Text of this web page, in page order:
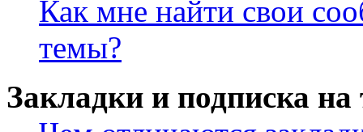
Как мне найти свои
темы?
Закладки и подписка